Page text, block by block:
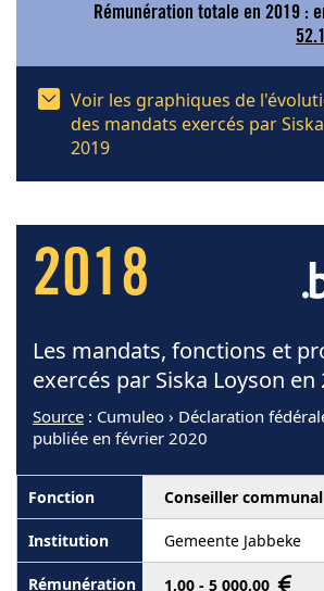
Rémunération totale en 2019 :
Voir les graphiques de
des mandats exercés par
2019
2018
Les mandats, fonctions et
exercés par Siska Loyson en
Source : Cumuleo › Déclaration
publiée en février 2020
Conseiller communal
Gemeente Jabbeke
1,00 - 5 000,00